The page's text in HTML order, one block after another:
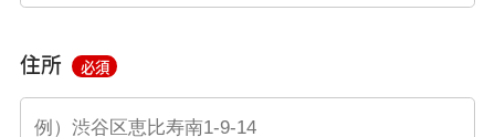
住所 必須